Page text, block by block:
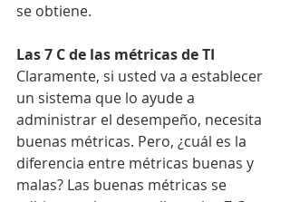
se obtiene.
Las 7 C de las métricas de TI
Claramente, si usted va a establecer
un sistema que lo ayude a
administrar el desempeño, necesita
buenas métricas. Pero, ¿cuál es la
diferencia entre métricas buenas y
malas? Las buenas métricas se